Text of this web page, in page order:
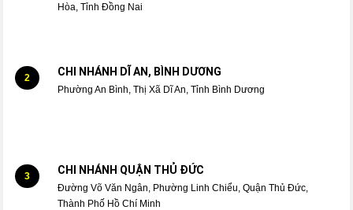
Hòa, Tỉnh Đồng Nai
2 CHI NHÁNH DĨ AN, BÌNH DƯƠNG
Phường An Bình, Thị Xã Dĩ An, Tỉnh Bình Dương
3 CHI NHÁNH QUẬN THỦ ĐỨC
Đường Võ Văn Ngân, Phường Linh Chiểu, Quận Thủ Đức,
Thành Phố Hồ Chí Minh